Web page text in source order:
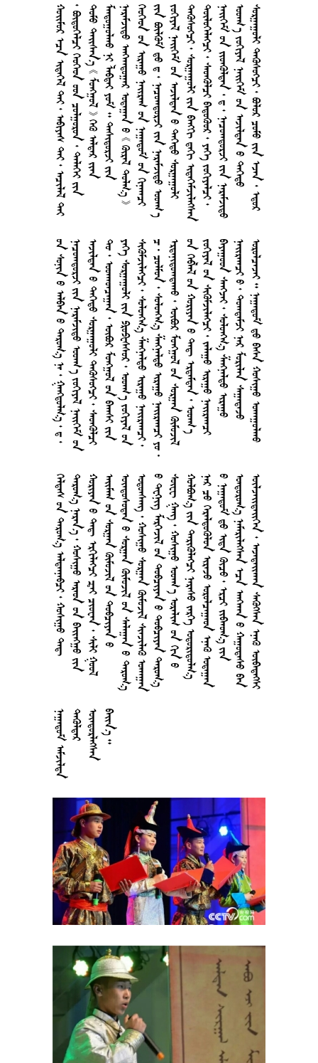
                                                                                            
                                                                                          
                                                                                     





































 